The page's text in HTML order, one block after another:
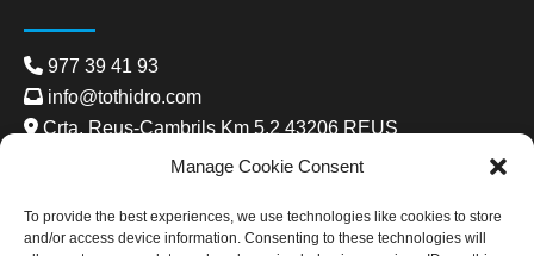
Manage Cookie Consent
To provide the best experiences, we use technologies like cookies to store
and/or access device information. Consenting to these technologies will
977 39 41 93
info@tothidro.com
Crta. Reus-Cambrils Km 5.2 43206 REUS
De dilluns a divendres: